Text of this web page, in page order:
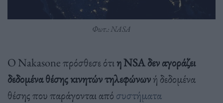
Φωτ.: NASA
Ο Nakasone πρόσθεσε ότιη NSA δεν αγοράζει
δεδομένα θέσης κινητών τηλεφώνωνή δεδομένα
θέσης που παράγονται από συστήματα